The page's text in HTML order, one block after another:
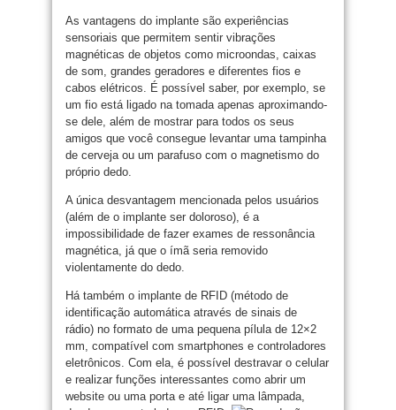
As vantagens do implante são experiências
sensoriais que permitem sentir vibrações
magnéticas de objetos como microondas, caixas
de som, grandes geradores e diferentes fios e
cabos elétricos. É possível saber, por exemplo, se
um fio está ligado na tomada apenas aproximando-
se dele, além de mostrar para todos os seus
amigos que você consegue levantar uma tampinha
de cerveja ou um parafuso com o magnetismo do
próprio dedo.
A única desvantagem mencionada pelos usuários
(além de o implante ser doloroso), é a
impossibilidade de fazer exames de ressonância
magnética, já que o ímã seria removido
violentamente do dedo.
Há também o implante de RFID (método de
identificação automática através de sinais de
rádio) no formato de uma pequena pílula de 12×2
mm, compatível com smartphones e controladores
eletrônicos. Com ela, é possível destravar o celular
e realizar funções interessantes como abrir um
website ou uma porta e até ligar uma lâmpada,